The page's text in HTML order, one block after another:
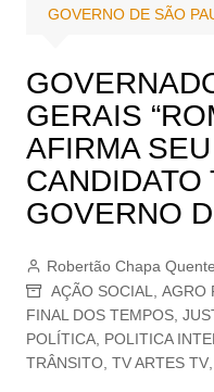
GOVERNO DE SÃO
GERAIS
AFIRMA
CANDIDATO
GOVERNO
Robertão Chapa Quente
AÇÃO SOCIAL
AGRO
FINAL DOS TEMPOS,
POLÍTICA, POLITICA
TRÂNSITO, TV ARTES TV,